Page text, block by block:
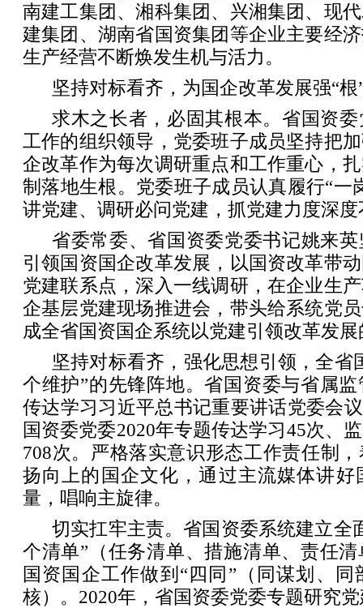
南建工集团、湘科集团、兴湘集团、现
建集团、湖南省国资集团等企业主要经
生产经营不断焕发生机与活力。
坚持对标看齐，为国企改革发展强“根
求木之长者，必固其根本。省国资
工作的组织领导，党委班子成员坚持把
企改革作为每次调研重点和工作重心，
制落地生根。党委班子成员认真履行“一
讲党建、调研必问党建，抓党建力度深
省委常委、省国资委党委书记姚来
引领国资国企改革发展，以国资改革带
党建联系点，深入一线调研，在企业生
企基层党建现场推进会，带头给系统党
成全省国资国企系统以党建引领改革发
坚持对标看齐，强化思想引领，全省
个维护”的先锋阵地。省国资委与省属
传达学习习近平总书记重要讲话党委会
国资委党委2020年专题传达学习45次、
708次。严格落实意识形态工作责任制
扬向上的国企文化，通过主流媒体讲好
量，唱响主旋律。
切实扛牢主责。省国资委系统建立全
个清单”（任务清单、措施清单、责任
国资国企工作做到“四同”（同谋划、
核）。2020年，省国资委党委专题研究